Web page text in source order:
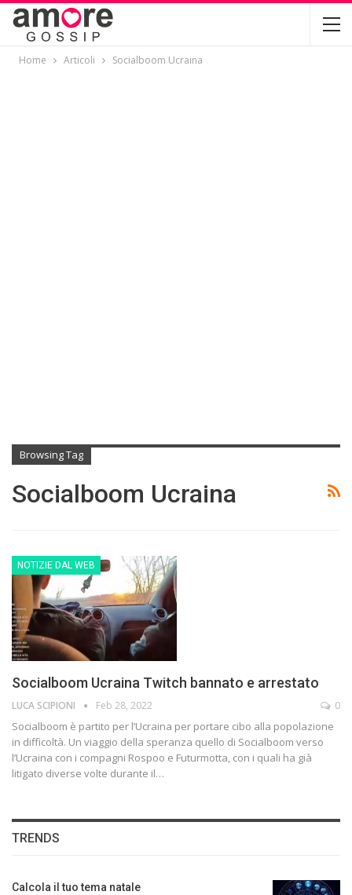
Home Articoli Socialboom Ucraina
Browsing Tag
Socialboom Ucraina
NOTIZIE DAL WEB
Socialboom Ucraina Twitch bannato e arrestato
LUCA SCIPIONI Feb 28, 2022 0
Socialboom è partito per l’Ucraina per portare cibo alla popolazione
in difficoltà. Un viaggio della speranza quello di Socialboom verso
l’Ucraina con i compagni Rospoo e Futurmotta, con i quali ha già
litigato diverse volte durante il…
TRENDS
Calcola il tuo tema natale